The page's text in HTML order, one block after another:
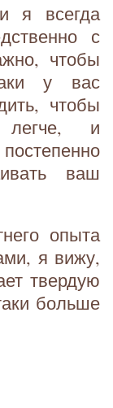
я всегда
с
чтобы
у вас
чтобы
легче, и
ваш
опыта
я вижу,
твердую
больше